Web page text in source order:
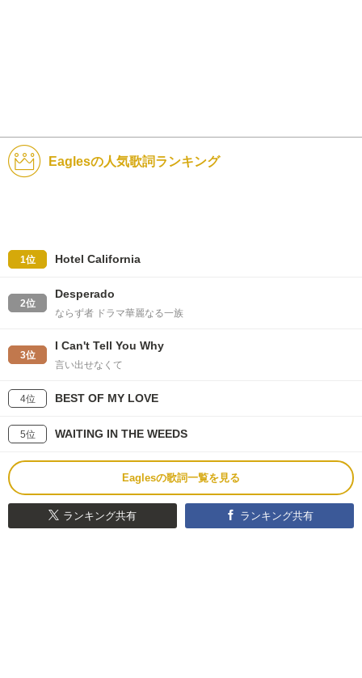
Eaglesの人気歌詞ランキング
1位 Hotel California
2位
Desperado
ならず者 ドラマ華麗なる一族
3位
I Can't Tell You Why
言い出せなくて
4位 BEST OF MY LOVE
5位 WAITING IN THE WEEDS
Eaglesの歌詞一覧を見る
ランキング共有 ランキング共有